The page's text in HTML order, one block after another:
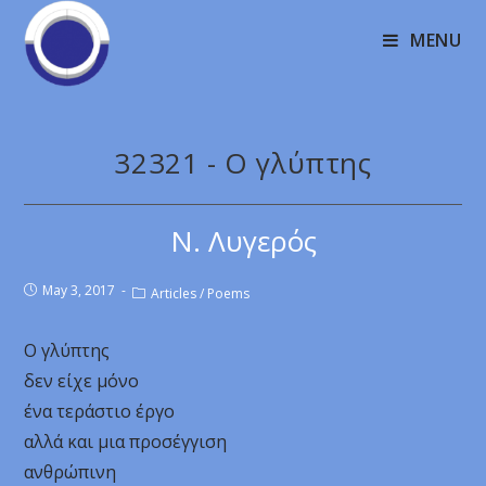
MENU
32321 - Ο γλύπτης
Ν. Λυγερός
May 3, 2017 Articles / Poems
Ο γλύπτης
δεν είχε μόνο
ένα τεράστιο έργο
αλλά και μια προσέγγιση
ανθρώπινη